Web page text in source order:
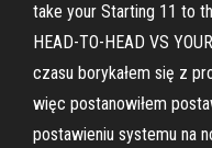
take your Starting 11 to
HEAD-TO-HEAD VS
czasu borykałem się z
więc postanowiłem
postawieniu systemu na